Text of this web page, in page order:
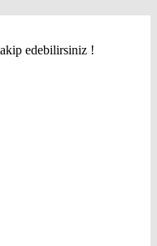
edebilirsiniz !